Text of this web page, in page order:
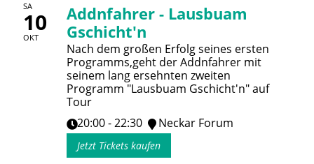
SA
10
OKT
Addnfahrer - Lausbuam
Gschicht'n
Nach dem großen Erfolg seines ersten
Programms,geht der Addnfahrer mit
seinem lang ersehnten zweiten
Programm "Lausbuam Gschicht'n" auf
Tour
20:00 - 22:30
Neckar Forum
Jetzt Tickets kaufen